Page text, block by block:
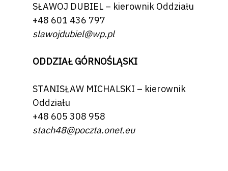
SŁAWOJ DUBIEL – kierownik Oddziału
+48 601 436 797
slawojdubiel@wp.pl
ODDZIAŁ GÓRNOŚLĄSKI
STANISŁAW MICHALSKI – kierownik
Oddziału
+48 605 308 958
stach48@poczta.onet.eu